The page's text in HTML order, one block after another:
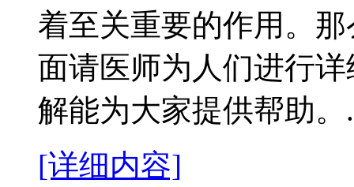
着至关重要的作用。
面请医师为人们进行
解能为大家提供帮助。
[详细内容]